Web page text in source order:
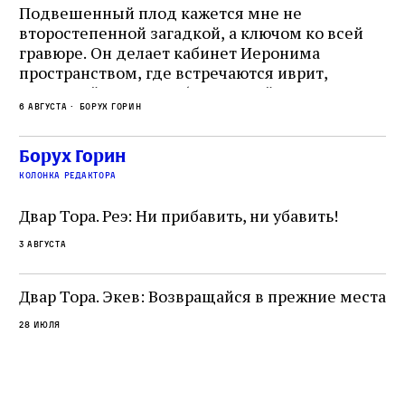
Подвешенный плод кажется мне не
второстепенной загадкой, а ключом ко всей
гравюре. Он делает кабинет Иеронима
пространством, где встречаются иврит,
греческий и латынь; буквальный смысл и
церковная традиция; филологическая
точность и понятность; переводчик,
убеждённый в необходимости исправления, и
читатель, воспринимающий исправление как
не просто покровитель переводчиков,
окружённый книгами. Перед нами человек,
одно решение которого вызвало возмущение
целой общины и стало частью многовекового
спора о том, кому принадлежит последнее
слово в переводе Библии
6 августа Борух Горин
Борух Горин
колонка редактора
Двар Тора. Реэ: Ни прибавить, ни убавить!
3 августа
Двар Тора. Экев: Возвращайся в прежние места
28 июля